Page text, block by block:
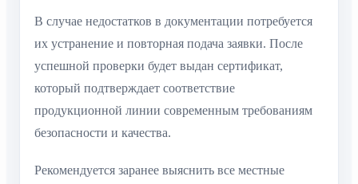
В случае недостатков в документации потребуется
их устранение и повторная подача заявки. После
успешной проверки будет выдан сертификат,
который подтверждает соответствие
продукционной линии современным требованиям
безопасности и качества.
Рекомендуется заранее выяснить все местные